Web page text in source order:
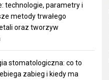
technologie, parametry i
metody trwałego
oraz tworzyw
stomatologiczna: co to
zabieg i kiedy ma